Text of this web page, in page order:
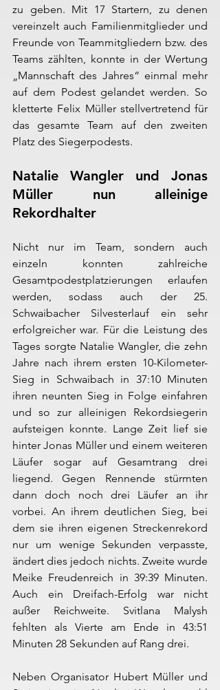
zu geben. Mit 17 Startern, zu denen
vereinzelt auch Familienmitglieder und
Freunde von Teammitgliedern bzw. des
Teams zählten, konnte in der Wertung
„Mannschaft des Jahres“ einmal mehr
auf dem Podest gelandet werden. So
kletterte Felix Müller stellvertretend für
das gesamte Team auf den zweiten
Platz des Siegerpodests.
Natalie Wangler und Jonas
Müller nun alleinige
Rekordhalter
Nicht nur im Team, sondern auch
einzeln konnten zahlreiche
Gesamtpodestplatzierungen erlaufen
werden, sodass auch der 25.
Schwaibacher Silvesterlauf ein sehr
erfolgreicher war. Für die Leistung des
Tages sorgte Natalie Wangler, die zehn
Jahre nach ihrem ersten 10-Kilometer-
Sieg in Schwaibach in 37:10 Minuten
ihren neunten Sieg in Folge einfahren
und so zur alleinigen Rekordsiegerin
aufsteigen konnte. Lange Zeit lief sie
hinter Jonas Müller und einem weiteren
Läufer sogar auf Gesamtrang drei
liegend. Gegen Rennende stürmten
dann doch noch drei Läufer an ihr
vorbei. An ihrem deutlichen Sieg, bei
dem sie ihren eigenen Streckenrekord
nur um wenige Sekunden verpasste,
ändert dies jedoch nichts. Zweite wurde
Meike Freudenreich in 39:39 Minuten.
Auch ein Dreifach-Erfolg war nicht
außer Reichweite. Svitlana Malysh
fehlten als Vierte am Ende in 43:51
Minuten 28 Sekunden auf Rang drei.
Neben Organisator Hubert Müller und